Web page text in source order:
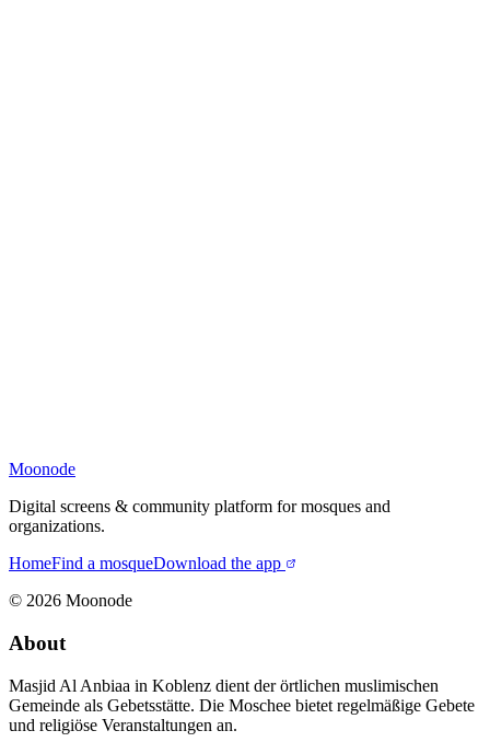
Moonode
Digital screens & community platform for mosques and
organizations.
HomeFind a mosqueDownload the app
© 2026 Moonode
About
Masjid Al Anbiaa in Koblenz dient der örtlichen muslimischen
Gemeinde als Gebetsstätte. Die Moschee bietet regelmäßige Gebete
und religiöse Veranstaltungen an.